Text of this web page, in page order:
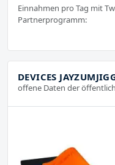
Einnahmen pro Tag mit
Partnerprogramm:
DEVICES
offene Daten der